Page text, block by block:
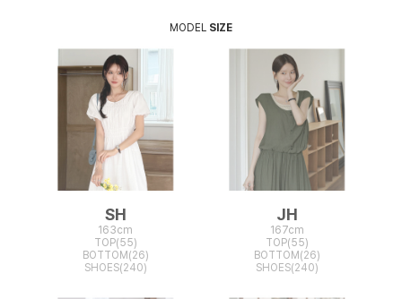
MODEL SIZE
SH
163cm
TOP(55)
BOTTOM(26)
SHOES(240)
JH
167cm
TOP(55)
BOTTOM(26)
SHOES(240)